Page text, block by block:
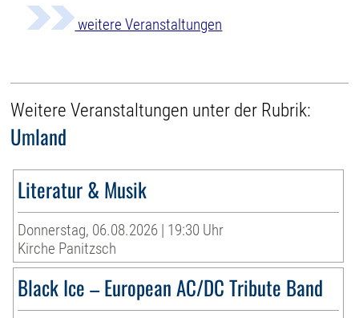
weitere Veranstaltungen
Weitere Veranstaltungen unter der Rubrik:
Umland
Literatur & Musik
Donnerstag, 06.08.2026 | 19:30 Uhr
Kirche Panitzsch
Black Ice – European AC/DC Tribute Band